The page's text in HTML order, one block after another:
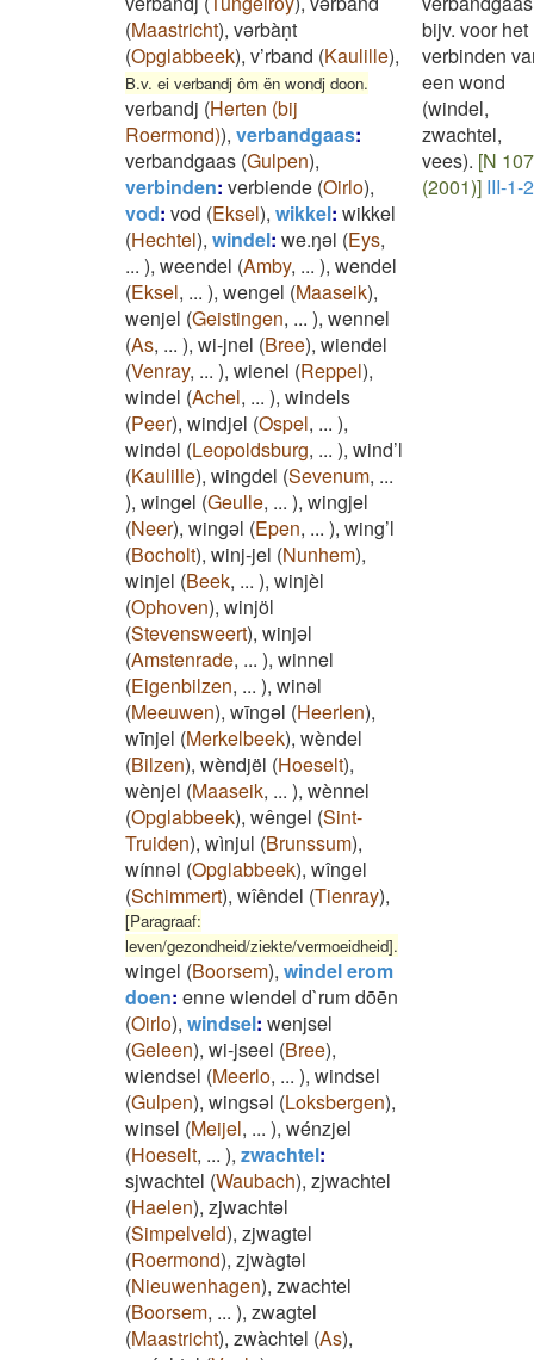
(Maastricht), vərbàṇt
(Opglabbeek), v’rband (Kaulille),
B.v. ei verbandj ôm ën wondj doon.
verbandj (Herten (bij
Roermond)), verbandgaas:
verbandgaas (Gulpen),
verbinden: verbiende (Oirlo),
vod: vod (Eksel), wikkel: wikkel
(Hechtel), windel: we.ŋəl (Eys,
... ), weendel (Amby, ... ), wendel
(Eksel, ... ), wengel (Maaseik),
wenjel (Geistingen, ... ), wennel
(As, ... ), wi-jnel (Bree), wiendel
(Venray, ... ), wienel (Reppel),
windel (Achel, ... ), windels
(Peer), windjel (Ospel, ... ),
windəl (Leopoldsburg, ... ), wind’l
(Kaulille), wingdel (Sevenum, ...
), wingel (Geulle, ... ), wingjel
(Neer), wingəl (Epen, ... ), wing’l
(Bocholt), winj-jel (Nunhem),
winjel (Beek, ... ), winjèl
(Ophoven), winjöl
(Stevensweert), winjəl
(Amstenrade, ... ), winnel
(Eigenbilzen, ... ), winəl
(Meeuwen), wīngəl (Heerlen),
wīnjel (Merkelbeek), wèndel
(Bilzen), wèndjël (Hoeselt),
wènjel (Maaseik, ... ), wènnel
(Opglabbeek), wêngel (Sint-
Truiden), wìnjul (Brunssum),
wínnəl (Opglabbeek), wîngel
(Schimmert), wîêndel (Tienray),
[Paragraaf:
leven/gezondheid/ziekte/vermoeidheid].
wingel (Boorsem), windel erom
doen: enne wiendel d`rum dōēn
(Oirlo), windsel: wenjsel
(Geleen), wi-jseel (Bree),
wiendsel (Meerlo, ... ), windsel
(Gulpen), wingsəl (Loksbergen),
winsel (Meijel, ... ), wénzjel
(Hoeselt, ... ), zwachtel:
sjwachtel (Waubach), zjwachtel
(Haelen), zjwachtəl
(Simpelveld), zjwagtel
(Roermond), zjwàgtəl
(Nieuwenhagen), zwachtel
(Boorsem, ... ), zwagtel
(Maastricht), zwàchtel (As),
bijv. voor het
verbinden
een wond
(windel,
zwachtel,
vees). [N 107
(2001)] III-1-2